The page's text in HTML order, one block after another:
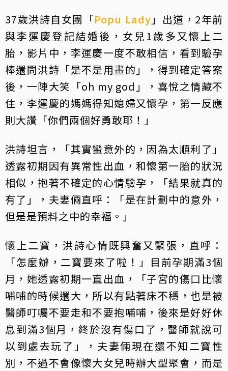
37歲洪詩自女團「Popu Lady 」出道，2年前
與李運慶登記結婚後，女兒1歲多又懷上二
胎，影片中，李運慶一度不敢相信，看到驗孕
棒還問洪詩「是不是用畫的」，得到確定答案
後，一陣大笑「oh my god」，喜悅之情藏不
住，李運慶的媽媽得知媳婦又懷孕，第一反應
則大讚「你們兩個好勇敢耶！」
洪詩坦言，「其實蠻意外的，因為太順利了」
透露初期因有異常性出血，和懷第一胎的狀況
相似，抱著不確定的心情驗孕，「結果就真的
有了」，夫妻倆直呼：「是在計劃中的意外，
但是是預料之中的幸福。」
懷上二寶，洪詩心情既興奮又緊張，直呼：
「怎麼辦，二寶要來了啦！」目前孕期滿3個
月，她透露初期一直出血，「子宮的傷口比懷
哺哺的時候還大，所以有點著床不穩，也是被
醫師叮囑不要走和不要抱哺哺，後來是好好休
息到滿3個月，終於沒有傷口了，醫師就說可
以到處去玩了」，夫妻倆現在還不知二寶性
別，不過不會像懷大女兒時辦大型聚會，而是